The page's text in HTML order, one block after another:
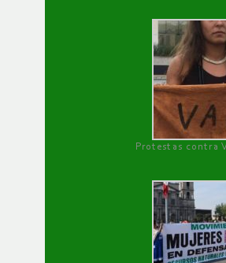
Protestas contra